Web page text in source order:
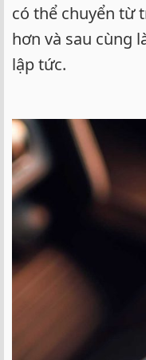
có thể chuyển từ
hơn và sau cùng
lập tức.